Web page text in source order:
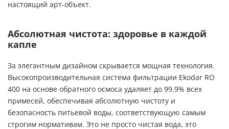
настоящий арт-объект.
Абсолютная чистота: здоровье в каждой
капле
За элегантным дизайном скрывается мощная технология.
Высокопроизводительная система фильтрации Ekodar RO
400 на основе обратного осмоса удаляет до 99.9% всех
примесей, обеспечивая абсолютную чистоту и
безопасность питьевой воды, соответствующую самым
строгим нормативам. Это не просто чистая вода, это